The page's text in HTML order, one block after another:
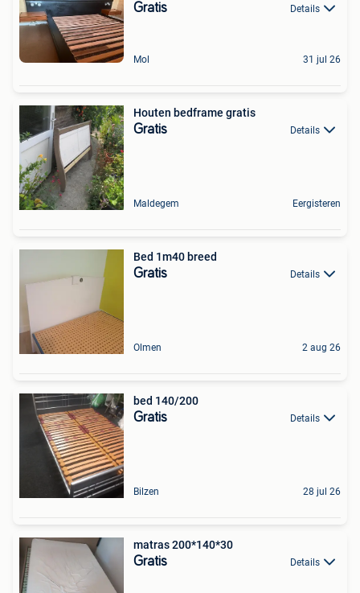
Gratis Details
Mol 31 jul 26
Houten bedframe gratis
Gratis Details
Maldegem Eergisteren
Bed 1m40 breed
Gratis Details
Olmen 2 aug 26
bed 140/200
Gratis Details
Bilzen 28 jul 26
matras 200*140*30
Gratis Details